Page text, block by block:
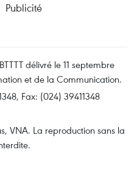
Publicité
délivré le 11 septembre
et de la Communication.
Fax: (024) 39411348
VNA. La reproduction sans la